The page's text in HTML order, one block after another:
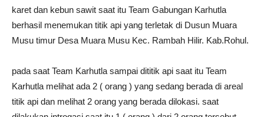
karet dan kebun sawit saat itu Team Gabungan Karhutla
berhasil menemukan titik api yang terletak di Dusun Muara
Musu timur Desa Muara Musu Kec. Rambah Hilir. Kab.Rohul.
pada saat Team Karhutla sampai dititik api saat itu Team
Karhutla melihat ada 2 ( orang ) yang sedang berada di areal
titik api dan melihat 2 orang yang berada dilokasi. saat